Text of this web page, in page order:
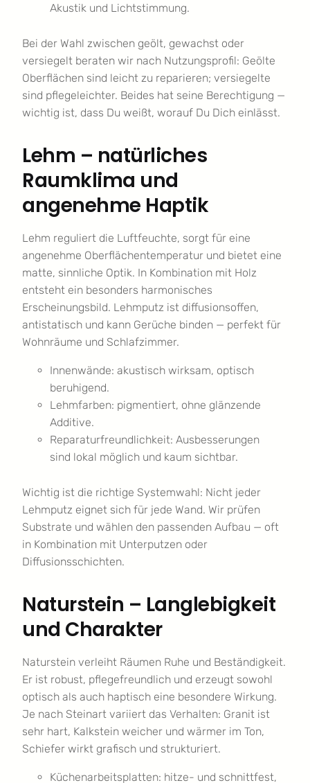
Akustik und Lichtstimmung.
Bei der Wahl zwischen geölt, gewachst oder
versiegelt beraten wir nach Nutzungsprofil: Geölte
Oberflächen sind leicht zu reparieren; versiegelte
sind pflegeleichter. Beides hat seine Berechtigung —
wichtig ist, dass Du weißt, worauf Du Dich einlässt.
Lehm – natürliches
Raumklima und
angenehme Haptik
Lehm reguliert die Luftfeuchte, sorgt für eine
angenehme Oberflächentemperatur und bietet eine
matte, sinnliche Optik. In Kombination mit Holz
entsteht ein besonders harmonisches
Erscheinungsbild. Lehmputz ist diffusionsoffen,
antistatisch und kann Gerüche binden — perfekt für
Wohnräume und Schlafzimmer.
Innenwände: akustisch wirksam, optisch
beruhigend.
Lehmfarben: pigmentiert, ohne glänzende
Additive.
Reparaturfreundlichkeit: Ausbesserungen
sind lokal möglich und kaum sichtbar.
Wichtig ist die richtige Systemwahl: Nicht jeder
Lehmputz eignet sich für jede Wand. Wir prüfen
Substrate und wählen den passenden Aufbau — oft
in Kombination mit Unterputzen oder
Diffusionsschichten.
Naturstein – Langlebigkeit
und Charakter
Naturstein verleiht Räumen Ruhe und Beständigkeit.
Er ist robust, pflegefreundlich und erzeugt sowohl
optisch als auch haptisch eine besondere Wirkung.
Je nach Steinart variiert das Verhalten: Granit ist
sehr hart, Kalkstein weicher und wärmer im Ton,
Schiefer wirkt grafisch und strukturiert.
Küchenarbeitsplatten: hitze- und schnittfest,